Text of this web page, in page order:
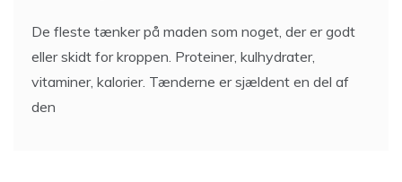
De fleste tænker på maden som noget, der er godt
eller skidt for kroppen. Proteiner, kulhydrater,
vitaminer, kalorier. Tænderne er sjældent en del af
den